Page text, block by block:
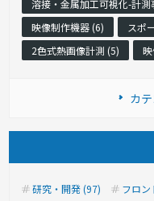
溶接・金属加工可視化-計測
映像制作機器 (6)
スポ
2色式熱画像計測 (5)
カ
研究・開発 (97)
フロン